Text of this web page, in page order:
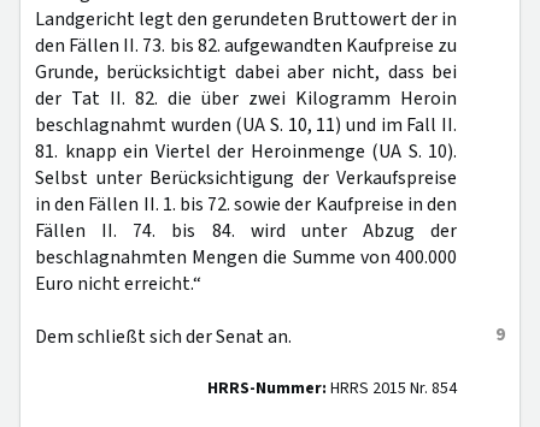
Landgericht legt den gerundeten Bruttowert der in
den Fällen II. 73. bis 82. aufgewandten Kaufpreise zu
Grunde, berücksichtigt dabei aber nicht, dass bei
der Tat II. 82. die über zwei Kilogramm Heroin
beschlagnahmt wurden (UA S. 10, 11) und im Fall II.
81. knapp ein Viertel der Heroinmenge (UA S. 10).
Selbst unter Berücksichtigung der Verkaufspreise
in den Fällen II. 1. bis 72. sowie der Kaufpreise in den
Fällen II. 74. bis 84. wird unter Abzug der
beschlagnahmten Mengen die Summe von 400.000
Euro nicht erreicht.“
9
Dem schließt sich der Senat an.
HRRS-Nummer: HRRS 2015 Nr. 854